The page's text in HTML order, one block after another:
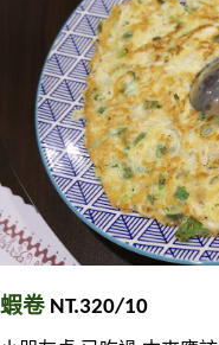
蝦卷 NT.320/10